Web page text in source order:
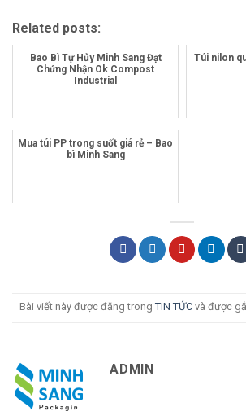
Related posts:
Bao Bì Tự Hủy Minh Sang Đạt
Chứng Nhận Ok Compost
Industrial
Túi nilon
Mua túi PP trong suốt giá rẻ – Bao
bì Minh Sang
Bài viết này được đăng trong TIN TỨC và được
ADMIN